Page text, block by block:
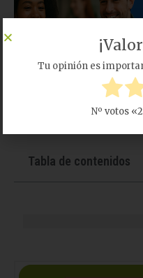
Tabla de contenidos
Tu opinión es
Nº votos «2